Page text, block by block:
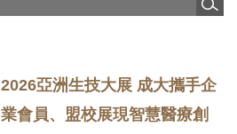
2026亞洲生技大展 成大攜手企
業會員、盟校展現智慧醫療創